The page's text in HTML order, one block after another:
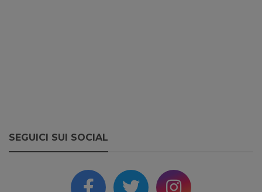
SEGUICI SUI SOCIAL